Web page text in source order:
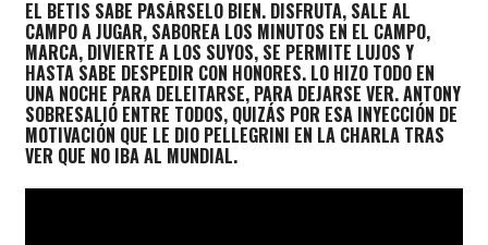
EL BETIS SABE PASÁRSELO BIEN. DISFRUTA, SALE AL
CAMPO A JUGAR, SABOREA LOS MINUTOS EN EL CAMPO,
MARCA, DIVIERTE A LOS SUYOS, SE PERMITE LUJOS Y
HASTA SABE DESPEDIR CON HONORES. LO HIZO TODO EN
UNA NOCHE PARA DELEITARSE, PARA DEJARSE VER. ANTONY
SOBRESALIÓ ENTRE TODOS, QUIZÁS POR ESA INYECCIÓN DE
MOTIVACIÓN QUE LE DIO PELLEGRINI EN LA CHARLA TRAS
VER QUE NO IBA AL MUNDIAL.